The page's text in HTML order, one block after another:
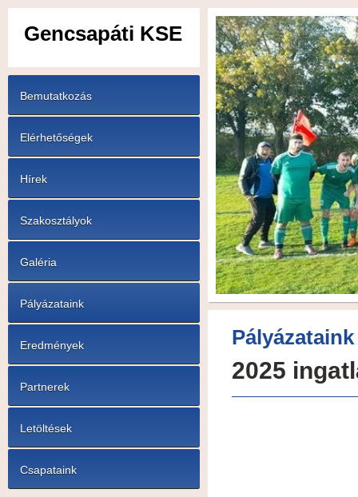
Gencsapáti KSE
Bemutatkozás
Elérhetőségek
Hírek
Szakosztályok
Galéria
Pályázataink
Eredmények
Partnerek
Letöltések
Csapataink
Pályázataink
2025